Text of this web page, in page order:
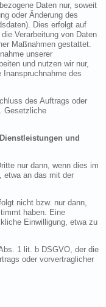
Daten nur, soweit
oder Änderung des
Dies erfolgt auf
Verarbeitung von Daten
Maßnahmen gestattet.
unserer
und nutzen wir nur,
des
des Auftrags oder
Gesetzliche
und
nur dann, wenn dies im
etwa an das mit der
nicht bzw. nur dann,
haben. Eine
Einwilligung, etwa zu
1 lit. b DSGVO, der die
oder vorvertraglicher